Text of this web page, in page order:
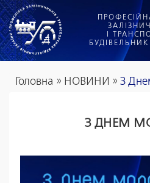
І
Головна » НОВИНИ » З
З ДНЕМ